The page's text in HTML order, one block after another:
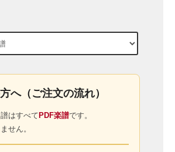
へ（ご注文の流れ）
はすべてPDF楽譜です。
せん。